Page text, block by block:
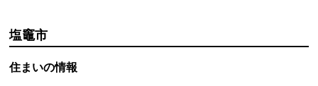
塩竈市
住まいの情報